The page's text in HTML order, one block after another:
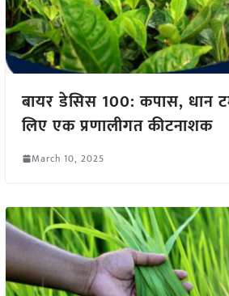
बायर डेसिस 100: कपास, धान
लिए एक प्रणालीगत कीटनाशक
March 10, 2025